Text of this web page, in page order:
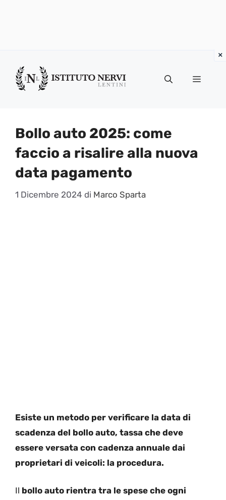
contenuto
Menu
Bollo auto 2025: come
faccio a risalire alla nuova
data pagamento
1 Dicembre 2024 di Marco Sparta
Esiste un metodo per verificare la data di
scadenza del bollo auto, tassa che deve
essere versata con cadenza annuale dai
proprietari di veicoli: la procedura.
Il bollo auto rientra tra le spese che ogni